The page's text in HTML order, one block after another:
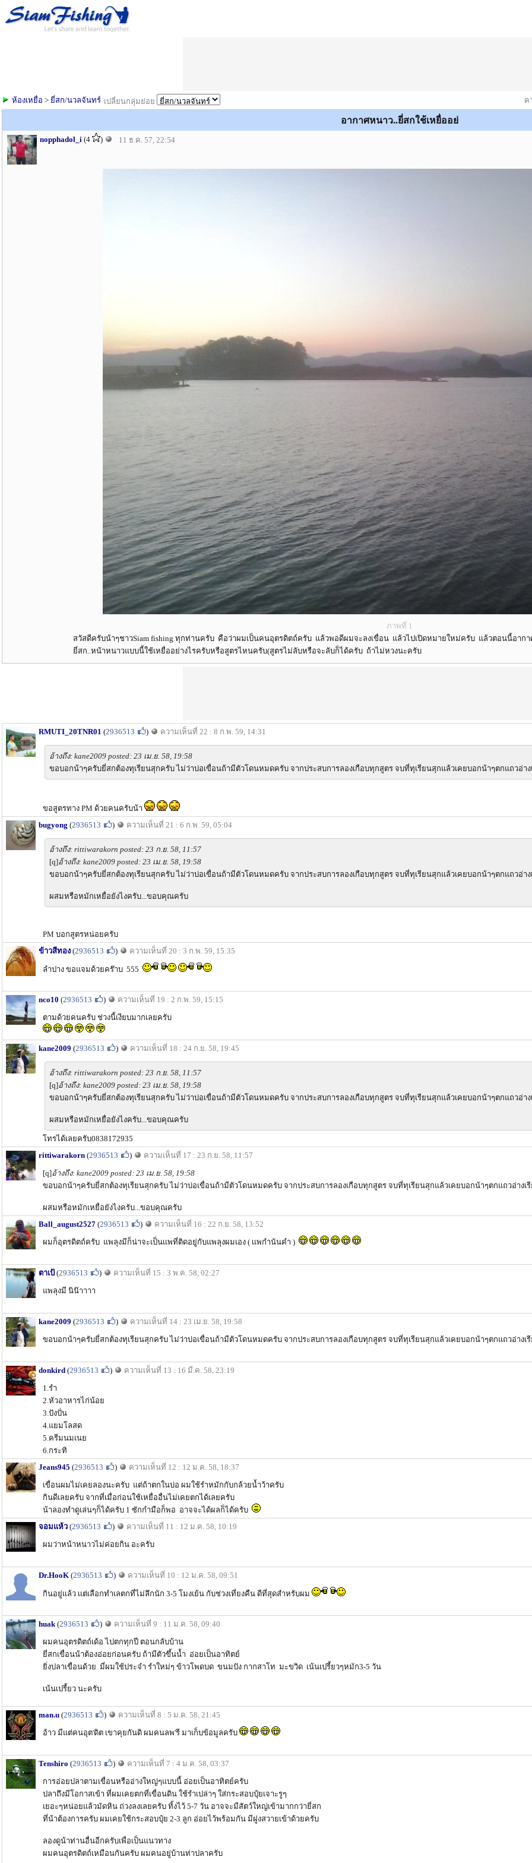
เปลี่ยนกลุ่มย่อย
ห้องเหยื่อ > ยี่สก/นวลจันทร์ ค
อากาศหนาว..ยี่สกใช้เหยื่ออย่
nopphadol_i (4 ) 11 ธ.ค. 57, 22:54
ภาพที่ 1
สวัสดีครับน้าๆชาวSiam fishing ทุกท่านครับ คือว่าผมเป็นคนอุตรดิตถ์ครับ แล้วพอดีผมจะลงเขื่อน แล้วไปเปิดหมายใหม่ครับ แล้วตอนนี้อาก
ยี่สก..หน้าหนาวแบบนี้ใช้เหยื่ออย่างไรครับหรือสูตรไหนครับ(สูตรไม่ลับหรือจะลับก็ได้ครับ ถ้าไม่หวงนะครับ
RMUTI_20TNR01 (2936513 ) ความเห็นที่ 22 : 8 ก.พ. 59, 14:31
อ้างถึง: kane2009 posted: 23 เม.ย. 58, 19:58
ขอบอกน้าๆครับยี่สกต้องทุเรียนสุกครับ ไม่ว่าบ่อเขื่อนถ้ามีตัวโดนหมดครับ จากประสบการลองเกือบทุกสูตร จบที่ทุเรียนสุกแล้วเคยบอกน้าๆตกแถวอ่า
ขอสูตรทาง PM ด้วยคนครับน้า
bugyong (2936513 ) ความเห็นที่ 21 : 6 ก.พ. 59, 05:04
อ้างถึง: rittiwarakorn posted: 23 ก.ย. 58, 11:57
[q]อ้างถึง: kane2009 posted: 23 เม.ย. 58, 19:58
ขอบอกน้าๆครับยี่สกต้องทุเรียนสุกครับ ไม่ว่าบ่อเขื่อนถ้ามีตัวโดนหมดครับ จากประสบการลองเกือบทุกสูตร จบที่ทุเรียนสุกแล้วเคยบอกน้าๆตกแถวอ่า
ผสมหรือหมักเหยื่อยังไงครับ...ขอบคุณครับ
PM บอกสูตรหน่อยครับ
ข้าวสีทอง (2936513 ) ความเห็นที่ 20 : 3 ก.พ. 59, 15:35
ลำปาง ขอแจมด้วยคร๊าบ 555
nco10 (2936513 ) ความเห็นที่ 19 : 2 ก.พ. 59, 15:15
ตามด้วยคนครับ ช่วงนี้เงียบมากเลยครับ
kane2009 (2936513 ) ความเห็นที่ 18 : 24 ก.ย. 58, 19:45
อ้างถึง: rittiwarakorn posted: 23 ก.ย. 58, 11:57
[q]อ้างถึง: kane2009 posted: 23 เม.ย. 58, 19:58
ขอบอกน้าๆครับยี่สกต้องทุเรียนสุกครับ ไม่ว่าบ่อเขื่อนถ้ามีตัวโดนหมดครับ จากประสบการลองเกือบทุกสูตร จบที่ทุเรียนสุกแล้วเคยบอกน้าๆตกแถวอ่า
ผสมหรือหมักเหยื่อยังไงครับ...ขอบคุณครับ
โทรได้เลยครับ0838172935
rittiwarakorn (2936513 ) ความเห็นที่ 17 : 23 ก.ย. 58, 11:57
[q]อ้างถึง: kane2009 posted: 23 เม.ย. 58, 19:58
ขอบอกน้าๆครับยี่สกต้องทุเรียนสุกครับ ไม่ว่าบ่อเขื่อนถ้ามีตัวโดนหมดครับ จากประสบการลองเกือบทุกสูตร จบที่ทุเรียนสุกแล้วเคยบอกน้าๆตกแถวอ่างเ
ผสมหรือหมักเหยื่อยังไงครับ...ขอบคุณครับ
Ball_august2527 (2936513 ) ความเห็นที่ 16 : 22 ก.ย. 58, 13:52
ผมก็อุตรดิตถ์ครับ แพลุงมีก็น่าจะเป็นเเพที่ติดอยู่กับแพลุงผมเอง ( เเพกำนันคำ )
ตาเป้ (2936513 ) ความเห็นที่ 15 : 3 พ.ค. 58, 02:27
แพลุงมี นิน๊าาาา
kane2009 (2936513 ) ความเห็นที่ 14 : 23 เม.ย. 58, 19:58
ขอบอกน้าๆครับยี่สกต้องทุเรียนสุกครับ ไม่ว่าบ่อเขื่อนถ้ามีตัวโดนหมดครับ จากประสบการลองเกือบทุกสูตร จบที่ทุเรียนสุกแล้วเคยบอกน้าๆตกแถวอ่างเ
donkird (2936513 ) ความเห็นที่ 13 : 16 มี.ค. 58, 23:19
1.รำ
2.หัวอาหารไก่น้อย
3.ปังปั่น
4.แยมโลสด
5.ครีมนมเนย
6.กระทิ
Jeans945 (2936513 ) ความเห็นที่ 12 : 12 ม.ค. 58, 18:37
เขื่อนผมไม่เคยลองนะครับ แต่ถ้าตกในบ่อ ผมใช้รำหมักกับกล้วยน้ำว้าครับ
กินดีเลยครับ จากที่เมื่อก่อนใช้เหยื่ออื่นไม่เคยตกได้เลยครับ
น้าลองทำดูเล่นๆก็ได้ครับ 1 ซักกำมือก็พอ อาจจะได้ผลก็ได้ครับ
จอมแห้ว (2936513 ) ความเห็นที่ 11 : 12 ม.ค. 58, 10:19
ผมว่าหน้าหนาวไม่ค่อยกิน อะครับ
Dr.HooK (2936513 ) ความเห็นที่ 10 : 12 ม.ค. 58, 09:51
กินอยู่เเล้ว เเต่เลือกทำเลตกที่ไม่ลึกนัก 3-5 โมงเย้น กับช่วงเที่ยงคืน ดีที่สุดสำหรับผม
huak(2936513 ) ความเห็นที่ 9 : 11 ม.ค. 58, 09:40
ผมคนอุตรดิตถ์เด้อ ไปตกทุกปี ตอนกลับบ้าน
ยี่สกเขื่อนน้าต้องอ่อยก่อนครับ ถ้ามีตัวขึ้นน้ำ อ่อยเป็นอาทิตย์
ยิ่งปลาเขื่อนด้วย มี่ผมใช้ประจำ รำใหม่ๆ ข้าวโพดบด ขนมปัง กากสาโท มะขวิด เน้นเปรี้ยวๆหมัก3-5 วัน
เน้นเปรี้ยว นะครับ
man.u (2936513 ) ความเห็นที่ 8 : 5 ม.ค. 58, 21:45
อ้าว มีแต่คนอุต'ดิต เขาคุยกันดิ ผมคนลพ'รี มาเก็บข้อมูลครับ
Tenshiro (2936513 ) ความเห็นที่ 7 : 4 ม.ค. 58, 03:37
การอ่อยปลาตามเขื่อนหรืออ่างใหญ่ๆแบบนี้ อ่อยเป็นอาทิตย์ครับ
ปลาถึงมีโอกาสเข้า ที่ผมเคยตกที่เขื่อนดิน ใช้รำเปล่าๆ ใส่กระสอบปุ๋ยเจาะรูๆ
เยอะๆหน่อยแล้วมัดหิน ถ่วงลงเลยครับ ทิ้งไว้ 5-7 วัน อาจจะมีสัตว์ใหญ่เข้ามากกว่ายี่สก
ที่น้าต้องการครับ ผมเคยใช้กระสอบปุ๋ย 2-3 ลูก อ่อยไว้พร้อมกัน มีฝูงสวายเข้าด้วยครับ
ลองดูน้าท่านอื่นอีกครับเพื่อเป็นแนวทาง
ผมคนอุตรดิตถ์เหมือนกันครับ ผมคนอยู่บ้านท่าปลาครับ